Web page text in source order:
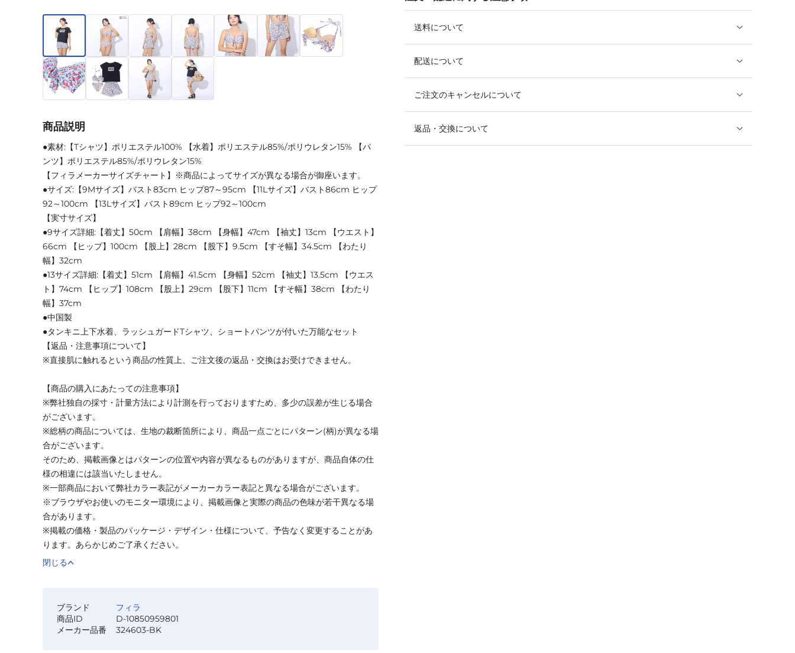
送料について
配送について
ご注文のキャンセルについて
返品・交換について
商品説明
●素材:【Tシャツ】ポリエステル100% 【水着】ポリエステル85%/ポリウレタン15% 【パ
ンツ】ポリエステル85%/ポリウレタン15%
【フィラメーカーサイズチャート】※商品によってサイズが異なる場合が御座います。
●サイズ:【9Mサイズ】バスト83cm ヒップ87～95cm 【11Lサイズ】バスト86cm ヒップ
92～100cm 【13Lサイズ】バスト89cm ヒップ92～100cm
【実寸サイズ】
●9サイズ詳細:【着丈】50cm 【肩幅】38cm 【身幅】47cm 【袖丈】13cm 【ウエスト】
66cm 【ヒップ】100cm 【股上】28cm 【股下】9.5cm 【すそ幅】34.5cm 【わたり
幅】32cm
●13サイズ詳細:【着丈】51cm 【肩幅】41.5cm 【身幅】52cm 【袖丈】13.5cm 【ウエス
ト】74cm 【ヒップ】108cm 【股上】29cm 【股下】11cm 【すそ幅】38cm 【わたり
幅】37cm
●中国製
●タンキニ上下水着、ラッシュガードTシャツ、ショートパンツが付いた万能なセット
【返品・注意事項について】
※直接肌に触れるという商品の性質上、ご注文後の返品・交換はお受けできません。
【商品の購入にあたっての注意事項】
※弊社独自の採寸・計量方法により計測を行っておりますため、多少の誤差が生じる場合
がございます。
※総柄の商品については、生地の裁断箇所により、商品一点ごとにパターン(柄)が異なる場
合がございます。
そのため、掲載画像とはパターンの位置や内容が異なるものがありますが、商品自体の仕
様の相違には該当いたしません。
※一部商品において弊社カラー表記がメーカーカラー表記と異なる場合がございます。
※ブラウザやお使いのモニター環境により、掲載画像と実際の商品の色味が若干異なる場
合があります。
※掲載の価格・製品のパッケージ・デザイン・仕様について、予告なく変更することがあ
ります。あらかじめご了承ください。
閉じる
ブランド
フィラ
商品ID
D-10850959801
メーカー品番
324603-BK